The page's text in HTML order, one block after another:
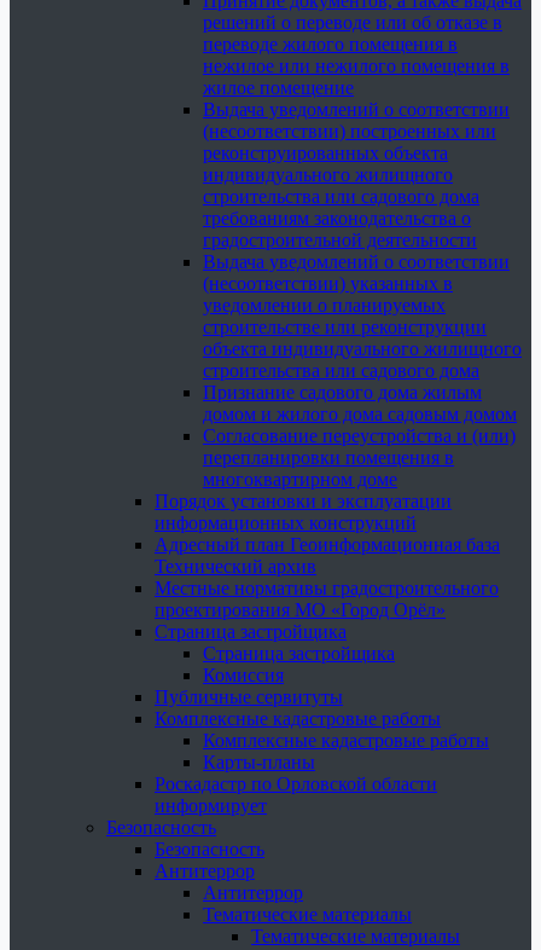
решений о переводе или об отказе в
переводе жилого помещения в
нежилое или нежилого помещения в
жилое помещение
Выдача уведомлений о соответствии
(несоответствии) построенных или
реконструированных объекта
индивидуального жилищного
строительства или садового дома
требованиям законодательства о
градостроительной деятельности
Выдача уведомлений о соответствии
(несоответствии) указанных в
уведомлении о планируемых
строительстве или реконструкции
объекта индивидуального жилищного
строительства или садового дома
Признание садового дома жилым
домом и жилого дома садовым домом
Согласование переустройства и (или)
перепланировки помещения в
многоквартирном доме
Порядок установки и эксплуатации
информационных конструкций
Адресный план Геоинформационная база
Технический архив
Местные нормативы градостроительного
проектирования МО «Город Орёл»
Страница застройщика
Страница застройщика
Комиссия
Публичные сервитуты
Комплексные кадастровые работы
Комплексные кадастровые работы
Карты-планы
Роскадастр по Орловской области
информирует
Безопасность
Безопасность
Антитеррор
Антитеррор
Тематические материалы
Тематические материалы